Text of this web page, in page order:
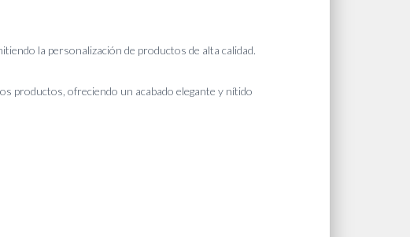
la personalización de productos de alta calidad.
productos, ofreciendo un acabado elegante y nítido